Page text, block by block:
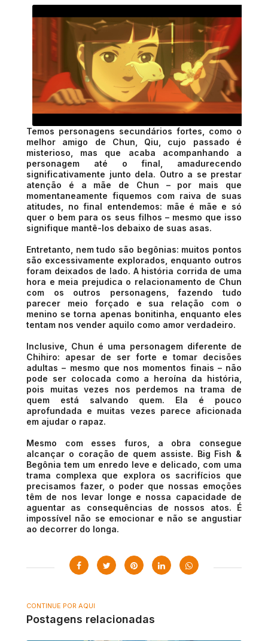
Temos personagens secundários fortes, como o
melhor amigo de Chun, Qiu, cujo passado é
misterioso, mas que acaba acompanhando a
personagem até o final, amadurecendo
significativamente junto dela. Outro a se prestar
atenção é a mãe de Chun – por mais que
momentaneamente fiquemos com raiva de suas
atitudes, no final entendemos: mãe é mãe e só
quer o bem para os seus filhos – mesmo que isso
signifique mantê-los debaixo de suas asas.
Entretanto, nem tudo são begônias: muitos pontos
são excessivamente explorados, enquanto outros
foram deixados de lado. A história corrida de uma
hora e meia prejudica o relacionamento de Chun
com os outros personagens, fazendo tudo
parecer meio forçado e sua relação com o
menino se torna apenas bonitinha, enquanto eles
tentam nos vender aquilo como amor verdadeiro.
Inclusive, Chun é uma personagem diferente de
Chihiro: apesar de ser forte e tomar decisões
adultas – mesmo que nos momentos finais – não
pode ser colocada como a heroína da história,
pois muitas vezes nos perdemos na trama de
quem está salvando quem. Ela é pouco
aprofundada e muitas vezes parece aficionada
em ajudar o rapaz.
Mesmo com esses furos, a obra consegue
alcançar o coração de quem assiste. Big Fish &
Begônia tem um enredo leve e delicado, com uma
trama complexa que explora os sacrifícios que
precisamos fazer, o poder que nossas emoções
têm de nos levar longe e nossa capacidade de
aguentar as consequências de nossos atos. É
impossível não se emocionar e não se angustiar
ao decorrer do longa.
CONTINUE POR AQUI
Postagens relacionadas